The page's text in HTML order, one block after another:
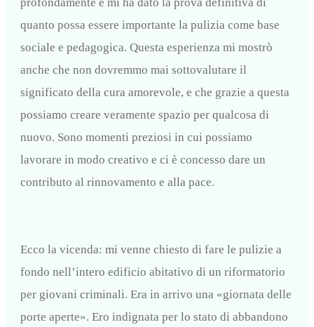
quanto possa essere importante la pulizia come base
sociale e pedagogica. Questa esperienza mi mostrò
anche che non dovremmo mai sottovalutare il
significato della cura amorevole, e che grazie a questa
possiamo creare veramente spazio per qualcosa di
nuovo. Sono momenti preziosi in cui possiamo
lavorare in modo creativo e ci è concesso dare un
contributo al rinnovamento e alla pace.
Ecco la vicenda: mi venne chiesto di fare le pulizie a
fondo nell’intero edificio abitativo di un riformatorio
per giovani criminali. Era in arrivo una «giornata delle
porte aperte». Ero indignata per lo stato di abbandono